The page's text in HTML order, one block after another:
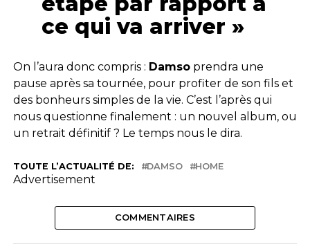
ce qui va arriver »
On l’aura donc compris : Damsoprendra une
pause après sa tournée, pour profiter de son fils et
des bonheurs simples de la vie. C’est l’après qui
nous questionne finalement : un nouvel album, ou
un retrait définitif ? Le temps nous le dira.
TOUTE L’ACTUALITÉ DE: DAMSO HOME
Advertisement
COMMENTAIRES